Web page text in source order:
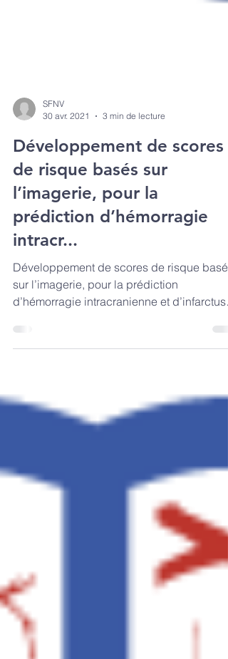
SFNV
30 avr. 2021
3 min de lecture
Développement de scores
de risque basés sur
l’imagerie, pour la
prédiction d’hémorragie
intracr...
Développement de scores de risque basés